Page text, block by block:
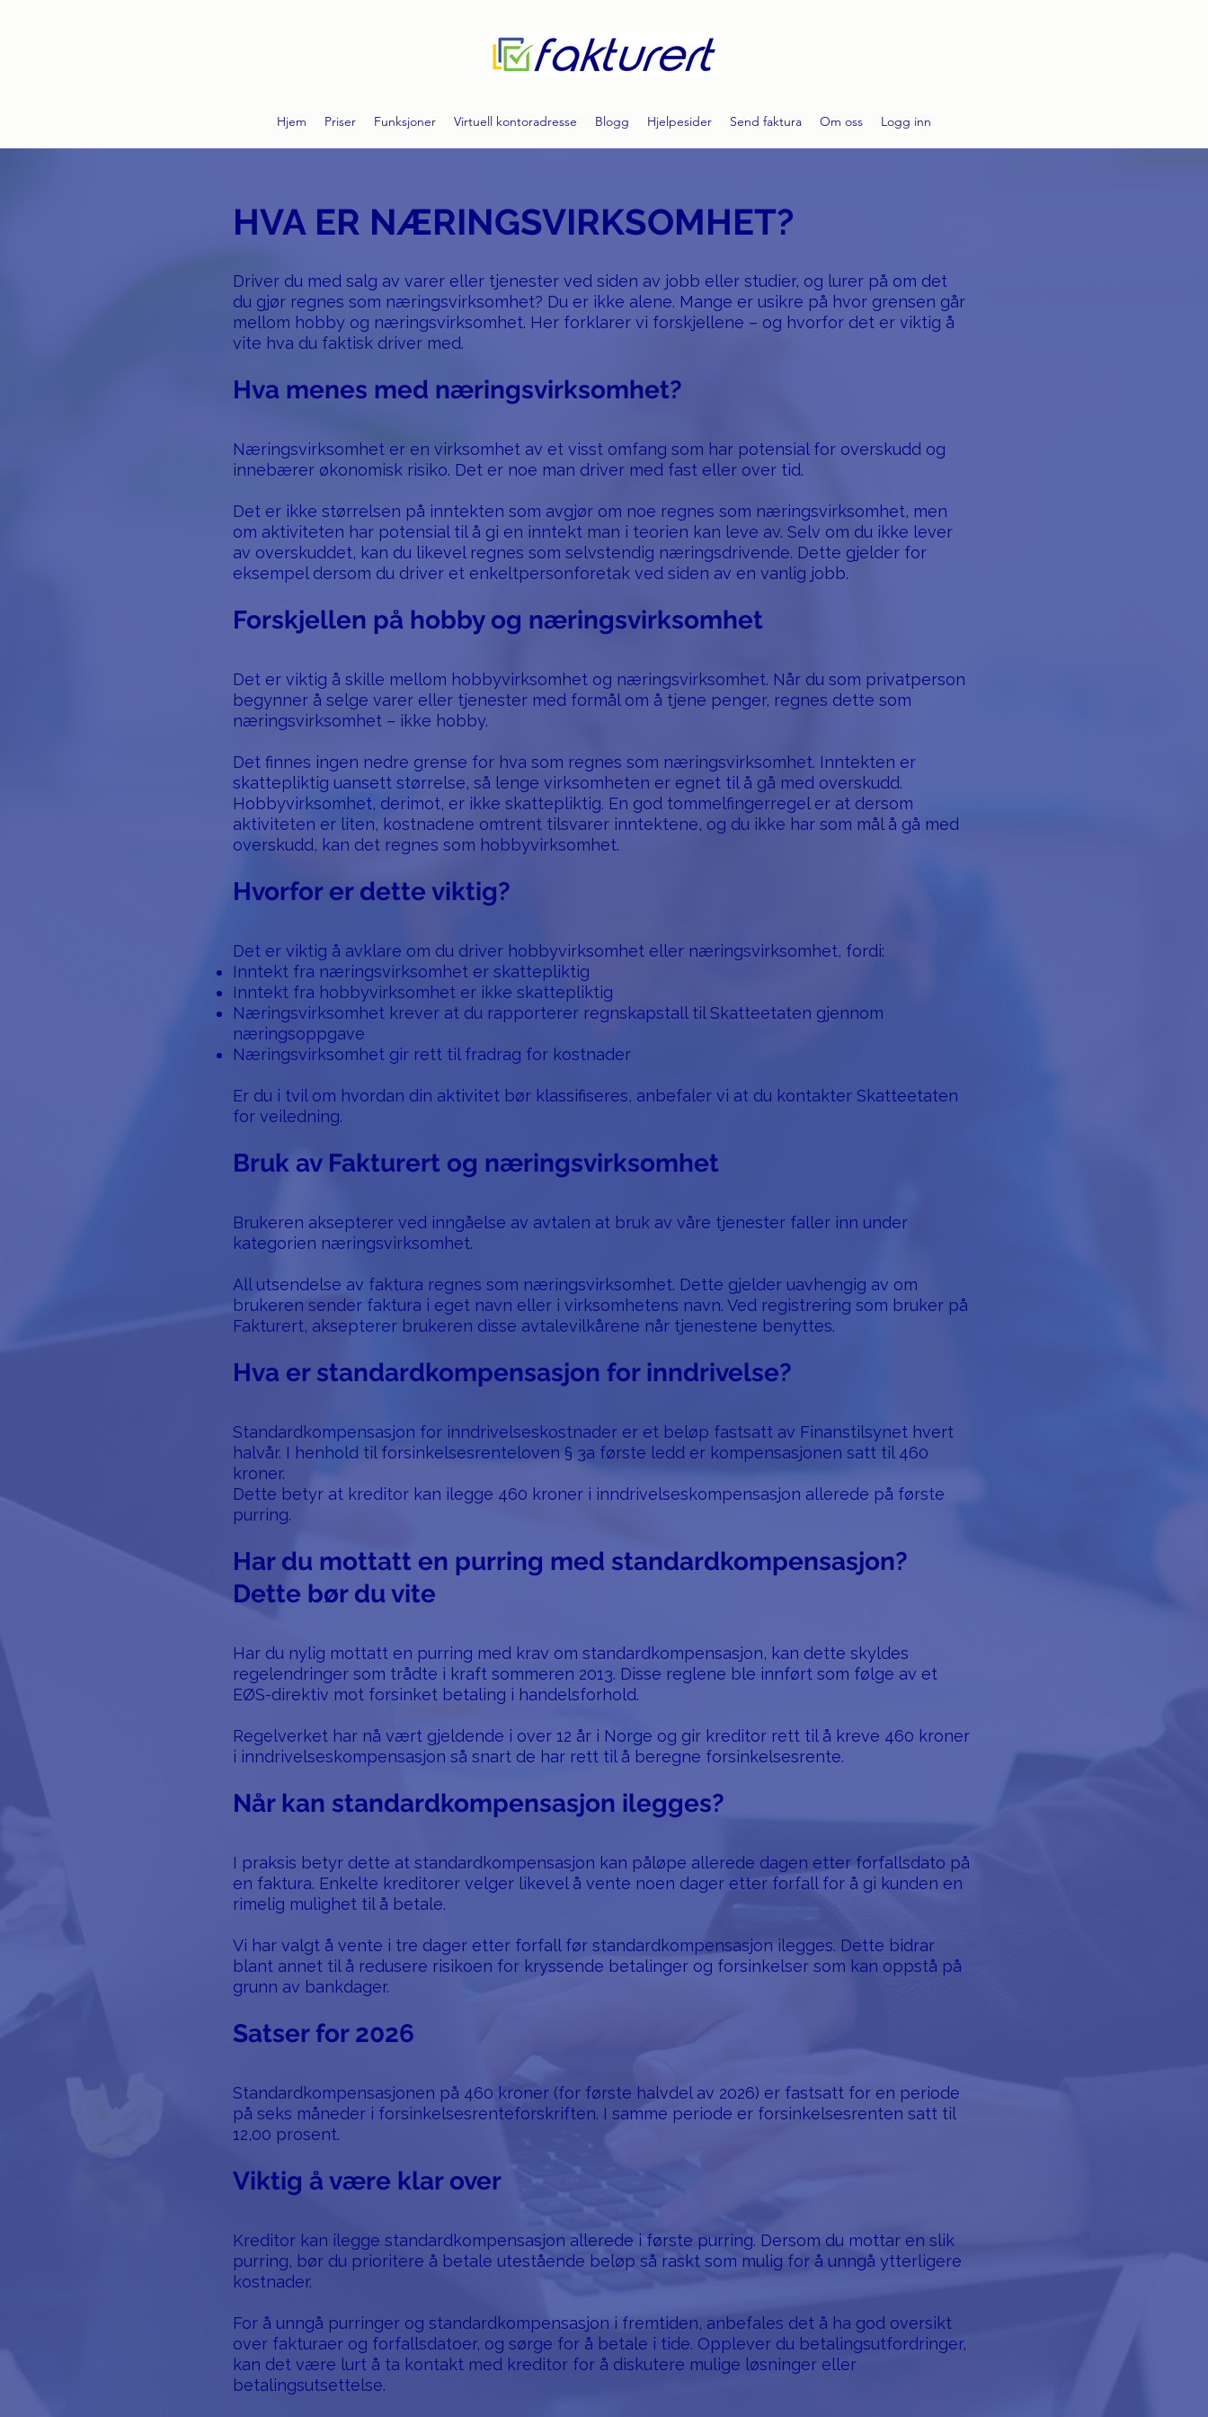
Hjem Priser Funksjoner Virtuell kontoradresse Blogg Hjelpesider Send faktura Om oss Logg inn
HVA ER NÆRINGSVIRKSOMHET?
Driver du med salg av varer eller tjenester ved siden av jobb eller studier, og lurer på om det
du gjør regnes som næringsvirksomhet? Du er ikke alene. Mange er usikre på hvor grensen går
mellom hobby og næringsvirksomhet. Her forklarer vi forskjellene – og hvorfor det er viktig å
vite hva du faktisk driver med.
Hva menes med næringsvirksomhet?
Næringsvirksomhet er en virksomhet av et visst omfang som har potensial for overskudd og
innebærer økonomisk risiko. Det er noe man driver med fast eller over tid.
Det er ikke størrelsen på inntekten som avgjør om noe regnes som næringsvirksomhet, men
om aktiviteten har potensial til å gi en inntekt man i teorien kan leve av. Selv om du ikke lever
av overskuddet, kan du likevel regnes som selvstendig næringsdrivende. Dette gjelder for
eksempel dersom du driver et enkeltpersonforetak ved siden av en vanlig jobb.
Forskjellen på hobby og næringsvirksomhet
Det er viktig å skille mellom hobbyvirksomhet og næringsvirksomhet. Når du som privatperson
begynner å selge varer eller tjenester med formål om å tjene penger, regnes dette som
næringsvirksomhet – ikke hobby.
Det finnes ingen nedre grense for hva som regnes som næringsvirksomhet. Inntekten er
skattepliktig uansett størrelse, så lenge virksomheten er egnet til å gå med overskudd.
Hobbyvirksomhet, derimot, er ikke skattepliktig. En god tommelfingerregel er at dersom
aktiviteten er liten, kostnadene omtrent tilsvarer inntektene, og du ikke har som mål å gå med
overskudd, kan det regnes som hobbyvirksomhet.
Hvorfor er dette viktig?
Det er viktig å avklare om du driver hobbyvirksomhet eller næringsvirksomhet, fordi:
Inntekt fra næringsvirksomhet er skattepliktig
Inntekt fra hobbyvirksomhet er ikke skattepliktig
Næringsvirksomhet krever at du rapporterer regnskapstall til Skatteetaten gjennom
næringsoppgave
Næringsvirksomhet gir rett til fradrag for kostnader
Er du i tvil om hvordan din aktivitet bør klassifiseres, anbefaler vi at du kontakter Skatteetaten
for veiledning.
Bruk av Fakturert og næringsvirksomhet
Brukeren aksepterer ved inngåelse av avtalen at bruk av våre tjenester faller inn under
kategorien næringsvirksomhet.
All utsendelse av faktura regnes som næringsvirksomhet. Dette gjelder uavhengig av om
brukeren sender faktura i eget navn eller i virksomhetens navn. Ved registrering som bruker på
Fakturert, aksepterer brukeren disse avtalevilkårene når tjenestene benyttes.
Hva er standardkompensasjon for inndrivelse?
Standardkompensasjon for inndrivelseskostnader er et beløp fastsatt av Finanstilsynet hvert
halvår. I henhold til forsinkelsesrenteloven § 3a første ledd er kompensasjonen satt til 460
kroner.
Dette betyr at kreditor kan ilegge 460 kroner i inndrivelseskompensasjon allerede på første
purring.
Har du mottatt en purring med standardkompensasjon?
Dette bør du vite
Har du nylig mottatt en purring med krav om standardkompensasjon, kan dette skyldes
regelendringer som trådte i kraft sommeren 2013. Disse reglene ble innført som følge av et
EØS-direktiv mot forsinket betaling i handelsforhold.
Regelverket har nå vært gjeldende i over 12 år i Norge og gir kreditor rett til å kreve 460 kroner
i inndrivelseskompensasjon så snart de har rett til å beregne forsinkelsesrente.
Når kan standardkompensasjon ilegges?
I praksis betyr dette at standardkompensasjon kan påløpe allerede dagen etter forfallsdato på
en faktura. Enkelte kreditorer velger likevel å vente noen dager etter forfall for å gi kunden en
rimelig mulighet til å betale.
Vi har valgt å vente i tre dager etter forfall før standardkompensasjon ilegges. Dette bidrar
blant annet til å redusere risikoen for kryssende betalinger og forsinkelser som kan oppstå på
grunn av bankdager.
Satser for 2026
Standardkompensasjonen på 460 kroner (for første halvdel av 2026) er fastsatt for en periode
på seks måneder i forsinkelsesrenteforskriften. I samme periode er forsinkelsesrenten satt til
12,00 prosent.
Viktig å være klar over
Kreditor kan ilegge standardkompensasjon allerede i første purring. Dersom du mottar en slik
purring, bør du prioritere å betale utestående beløp så raskt som mulig for å unngå ytterligere
kostnader.
For å unngå purringer og standardkompensasjon i fremtiden, anbefales det å ha god oversikt
over fakturaer og forfallsdatoer, og sørge for å betale i tide. Opplever du betalingsutfordringer,
kan det være lurt å ta kontakt med kreditor for å diskutere mulige løsninger eller
betalingsutsettelse.